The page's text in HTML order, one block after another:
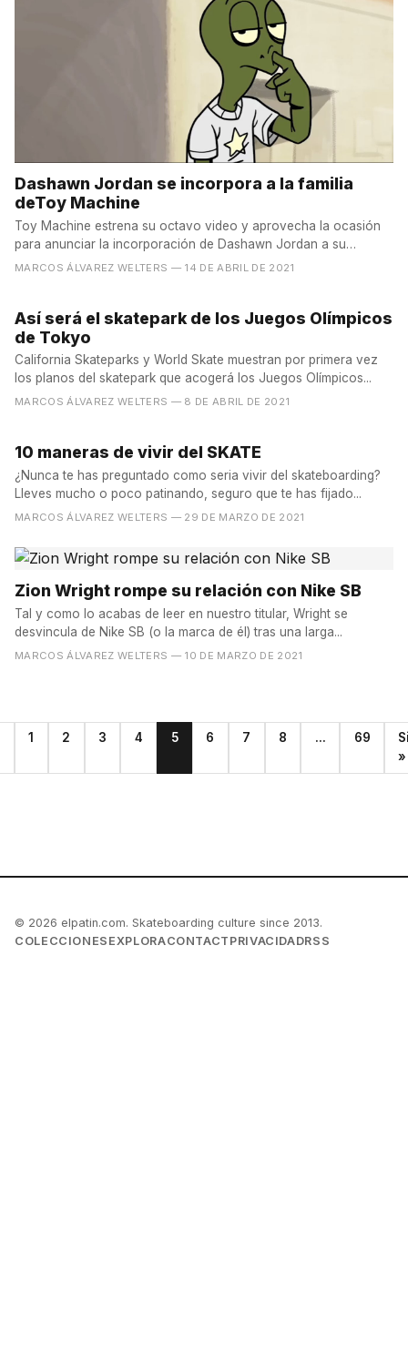
Dashawn Jordan se incorpora a la familia
deToy Machine
Toy Machine estrena su octavo video y aprovecha la ocasión
para anunciar la incorporación de Dashawn Jordan a su
equipo...
MARCOS ÁLVAREZ WELTERS — 14 DE ABRIL DE 2021
Así será el skatepark de los Juegos Olímpicos
de Tokyo
California Skateparks y World Skate muestran por primera vez
los planos del skatepark que acogerá los Juegos Olímpicos...
MARCOS ÁLVAREZ WELTERS — 8 DE ABRIL DE 2021
10 maneras de vivir del SKATE
¿Nunca te has preguntado como seria vivir del skateboarding?
Lleves mucho o poco patinando, seguro que te has fijado...
MARCOS ÁLVAREZ WELTERS — 29 DE MARZO DE 2021
Zion Wright rompe su relación con Nike SB
Tal y como lo acabas de leer en nuestro titular, Wright se
desvincula de Nike SB (o la marca de él) tras una larga...
MARCOS ÁLVAREZ WELTERS — 10 DE MARZO DE 2021
1 2 3 4 5 6 7 8 ... 69
»
© 2026 elpatin.com. Skateboarding culture since 2013.
COLECCIONES EXPLORACONTACT PRIVACIDADRSS